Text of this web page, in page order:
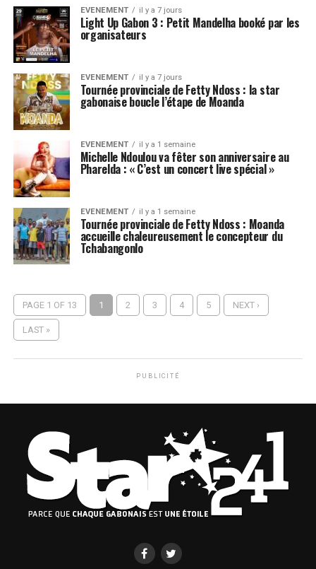
EVENEMENT il y a 7 jours
Light Up Gabon 3 : Petit Mandelha booké par les
organisateurs
EVENEMENT il y a 7 jours
Tournée provinciale de Fetty Ndoss : la star
gabonaise boucle l’étape de Moanda
EVENEMENT il y a 1 semaine
Michelle Ndoulou va fêter son anniversaire au
Pharelda : « C’est un concert live spécial »
EVENEMENT il y a 1 semaine
Tournée provinciale de Fetty Ndoss : Moanda
accueille chaleureusement le concepteur du
Tchabangonlo
PAGE 1 OF 13 1 2 3 4 5 NEXT ›
LAST »
PUBLICITÉ